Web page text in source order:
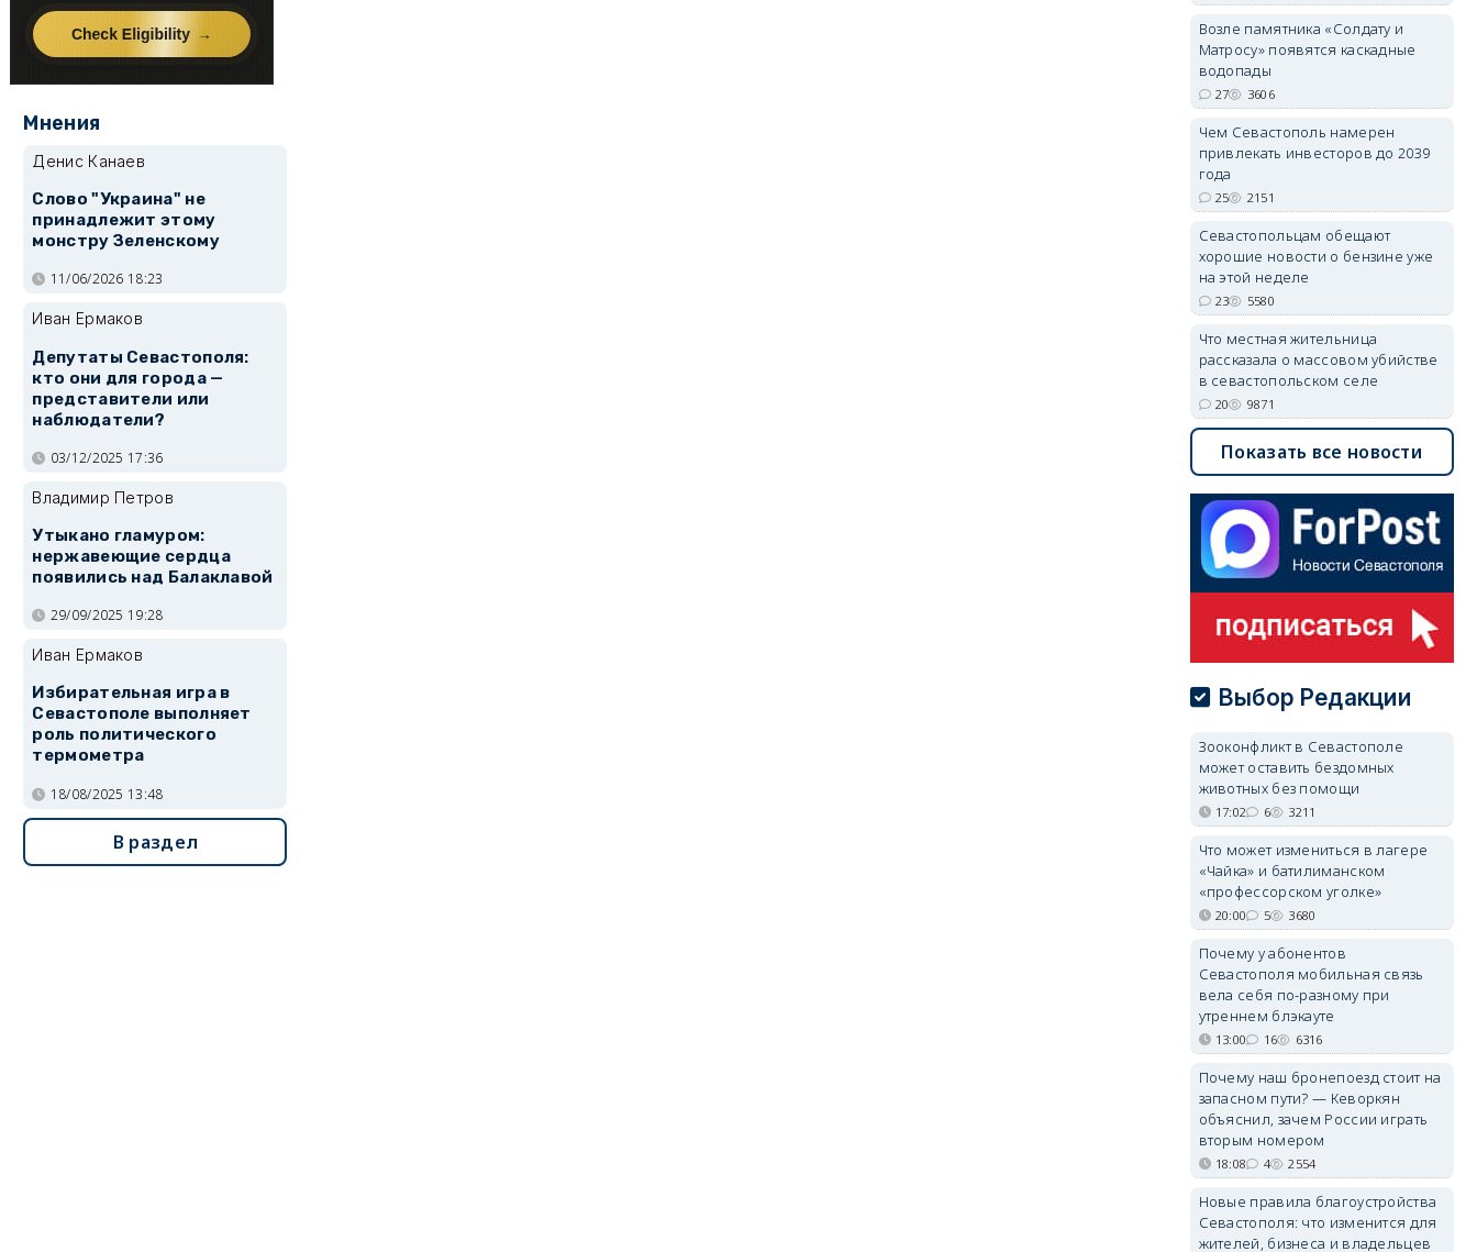
Мнения
Денис Канаев
Слово "Украина" не
принадлежит этому
монстру Зеленскому
11/06/2026 18:23
Иван Ермаков
Депутаты Севастополя:
кто они для города —
представители или
наблюдатели?
03/12/2025 17:36
Владимир Петров
Утыкано гламуром:
нержавеющие сердца
появились над Балаклавой
29/09/2025 19:28
Иван Ермаков
Избирательная игра в
Севастополе выполняет
роль политического
термометра
18/08/2025 13:48
В раздел
Возле памятника «Солдату и
Матросу» появятся каскадные
водопады
27 3606
Чем Севастополь намерен
привлекать инвесторов до 2039
года
25 2151
Севастопольцам обещают
хорошие новости о бензине уже
на этой неделе
23 5580
Что местная жительница
рассказала о массовом убийстве
в севастопольском селе
20 9871
Показать все новости
Выбор Редакции
Зооконфликт в Севастополе
может оставить бездомных
животных без помощи
17:02 6 3211
Что может измениться в лагере
«Чайка» и батилиманском
«профессорском уголке»
20:00 5 3680
Почему у абонентов
Севастополя мобильная связь
вела себя по-разному при
утреннем блэкауте
13:00 16 6316
Почему наш бронепоезд стоит на
запасном пути? — Кеворкян
объяснил, зачем России играть
вторым номером
18:08 4 2554
Новые правила благоустройства
Севастополя: что изменится для
жителей, бизнеса и владельцев